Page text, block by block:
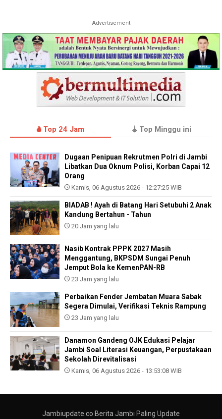
Advertisement
Top 24 Jam Top Minggu ini
Dugaan Penipuan Rekrutmen Polri di Jambi
Libatkan Dua Oknum Polisi, Korban Capai 12
Orang
Kamis, 06 Agustus 2026 - 12:27:25 WIB
BIADAB ! Ayah di Batang Hari Setubuhi 2 Anak
Kandung Bertahun - Tahun
20 Jam yang lalu
Nasib Kontrak PPPK 2027 Masih
Menggantung, BKPSDM Sungai Penuh
Jemput Bola ke KemenPAN-RB
23 Jam yang lalu
Perbaikan Fender Jembatan Muara Sabak
Segera Dimulai, Verifikasi Teknis Rampung
23 Jam yang lalu
Danamon Gandeng OJK Edukasi Pelajar
Jambi Soal Literasi Keuangan, Perpustakaan
Sekolah Direvitalisasi
Kamis, 06 Agustus 2026 - 13:53:08 WIB
Jambiupdate.co Berita Jambi Paling Update